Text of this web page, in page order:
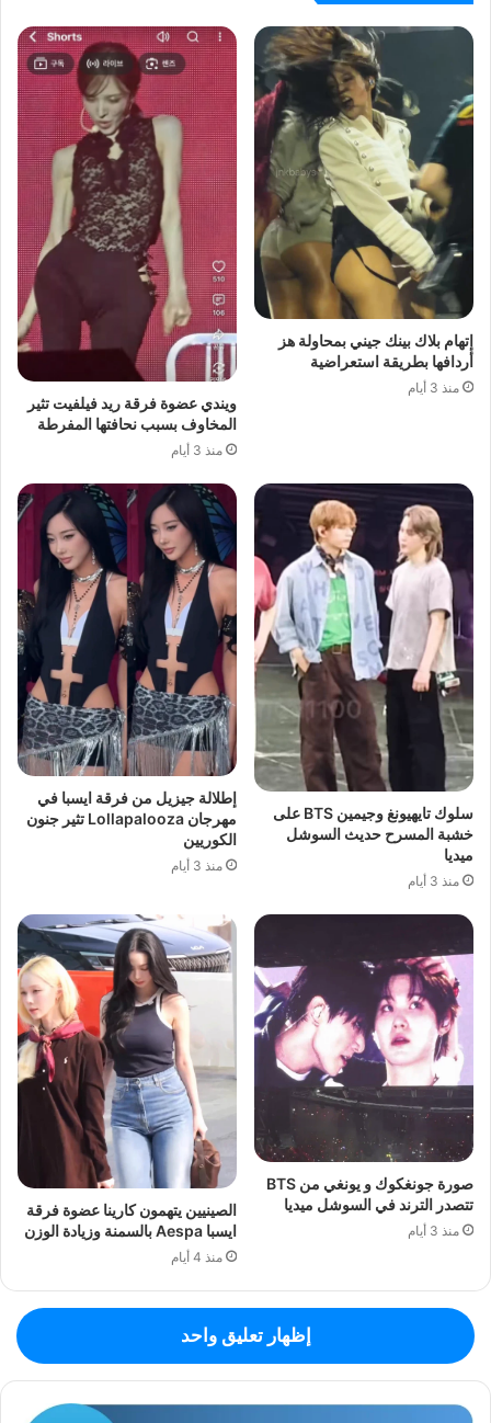
إتهام بلاك بينك جيني بمحاولة هز
أردافها بطريقة استعراضية
منذ 3 أيام
ويندي عضوة فرقة ريد فيلفيت تثير
المخاوف بسبب نحافتها المفرطة
منذ 3 أيام
سلوك تايهيونغ وجيمين BTS على
خشبة المسرح حديث السوشل
ميديا
منذ 3 أيام
إطلالة جيزيل من فرقة ايسبا في
مهرجان Lollapalooza تثير جنون
الكوريين
منذ 3 أيام
صورة جونغكوك و يونغي من BTS
تتصدر الترند في السوشل ميديا
منذ 3 أيام
الصينيين يتهمون كارينا عضوة فرقة
ايسبا Aespa بالسمنة وزيادة الوزن
منذ 4 أيام
إظهار تعليق واحد